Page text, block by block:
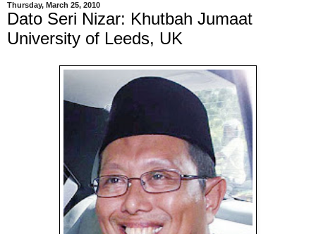
Thursday, March 25, 2010
Dato Seri Nizar: Khutbah Jumaat
University of Leeds, UK